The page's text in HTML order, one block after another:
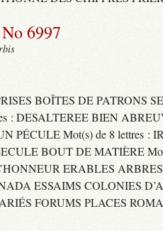
6997
BOÎTES DE PATRONS
: DESALTEREE BIEN
PÉCULE Mot(s) de 8 lettres :
BOUT DE MATIÈRE
ERABLES ARBRES
ESSAIMS COLONIES
FORUMS PLACES